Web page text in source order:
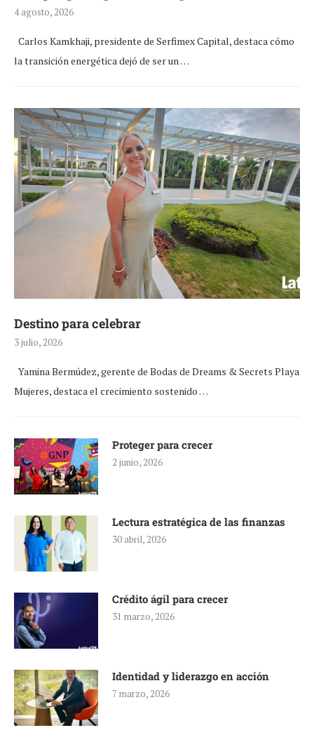
4 agosto, 2026
Carlos Kamkhaji, presidente de Serfimex Capital, destaca cómo
la transición energética dejó de ser un …
Destino para celebrar
3 julio, 2026
Yamina Bermúdez, gerente de Bodas de Dreams & Secrets Playa
Mujeres, destaca el crecimiento sostenido …
Proteger para crecer
2 junio, 2026
Lectura estratégica de las finanzas
30 abril, 2026
Crédito ágil para crecer
31 marzo, 2026
Identidad y liderazgo en acción
7 marzo, 2026